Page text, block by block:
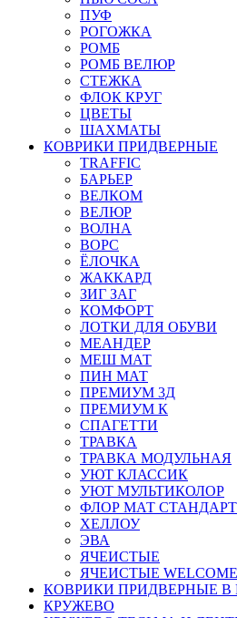
ПУФ
РОГОЖКА
РОМБ
РОМБ ВЕЛЮР
СТЕЖКА
ФЛОК КРУГ
ЦВЕТЫ
ШАХМАТЫ
КОВРИКИ ПРИДВЕРНЫЕ
TRAFFIC
БАРЬЕР
ВЕЛКОМ
ВЕЛЮР
ВОЛНА
ВОРС
ЁЛОЧКА
ЖАККАРД
ЗИГ ЗАГ
КОМФОРТ
ЛОТКИ ДЛЯ ОБУВИ
МЕАНДЕР
МЕШ МАТ
ПИН МАТ
ПРЕМИУМ 3Д
ПРЕМИУМ К
СПАГЕТТИ
ТРАВКА
ТРАВКА МОДУЛЬНАЯ
УЮТ КЛАССИК
УЮТ МУЛЬТИКОЛОР
ФЛОР МАТ СТАНДАРТ
ХЕЛЛОУ
ЭВА
ЯЧЕИСТЫЕ
ЯЧЕИСТЫЕ WELCOME
КОВРИКИ ПРИДВЕРНЫЕ В
КРУЖЕВО